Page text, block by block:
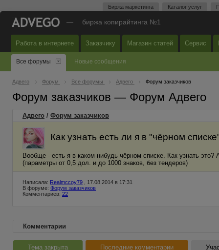
Биржа маркетинга Каталог услуг
— биржа копирайтинга №1
Работа в интернете Заказчику Магазин статей Сервис
Все форумы Новые сообщения
Адвего Форум Все форумы Адвего Форум заказчиков
Форум заказчиков — Форум Адвего
Адвего / Форум заказчиков
Как узнать есть ли я в "чёрном
Вообще - есть я в каком-нибудь чёрном списке. Как узнать
(параметры от 0,5 дол. и до 1000 знаков, без тендеров)
Написала: Realmccoy79 , 17.08.2014 в 17:31
В форуме: Форум заказчиков
Комментариев: 22
Комментарии
Тема закрыта Последние комментарии